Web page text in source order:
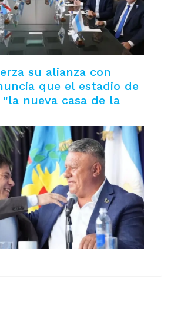
su alianza con
que el estadio de
"la nueva casa de la